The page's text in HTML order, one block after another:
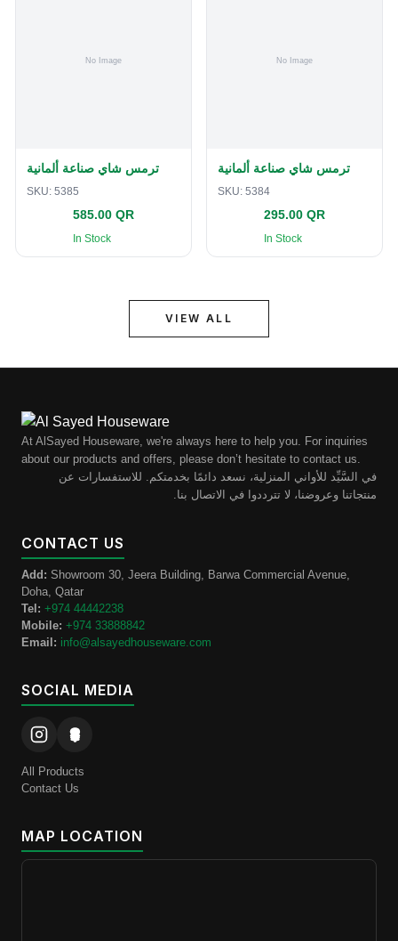
ترمس شاي صناعة ألمانية
SKU: 5385
585.00 QR
In Stock
ترمس شاي صناعة ألمانية
SKU: 5384
295.00 QR
In Stock
VIEW ALL
At AlSayed Houseware, we're always here to help you. For inquiries
about our products and offers, please don’t hesitate to contact us.
في السَّيِّد للأواني المنزلية، نسعد دائمًا بخدمتكم. للاستفسارات عن
منتجاتنا وعروضنا، لا تترددوا في الاتصال بنا.
CONTACT US
Add: Showroom 30, Jeera Building, Barwa Commercial Avenue,
Doha, Qatar
Tel: +974 44442238
Mobile: +974 33888842
Email: info@alsayedhouseware.com
SOCIAL MEDIA
All Products
Contact Us
MAP LOCATION